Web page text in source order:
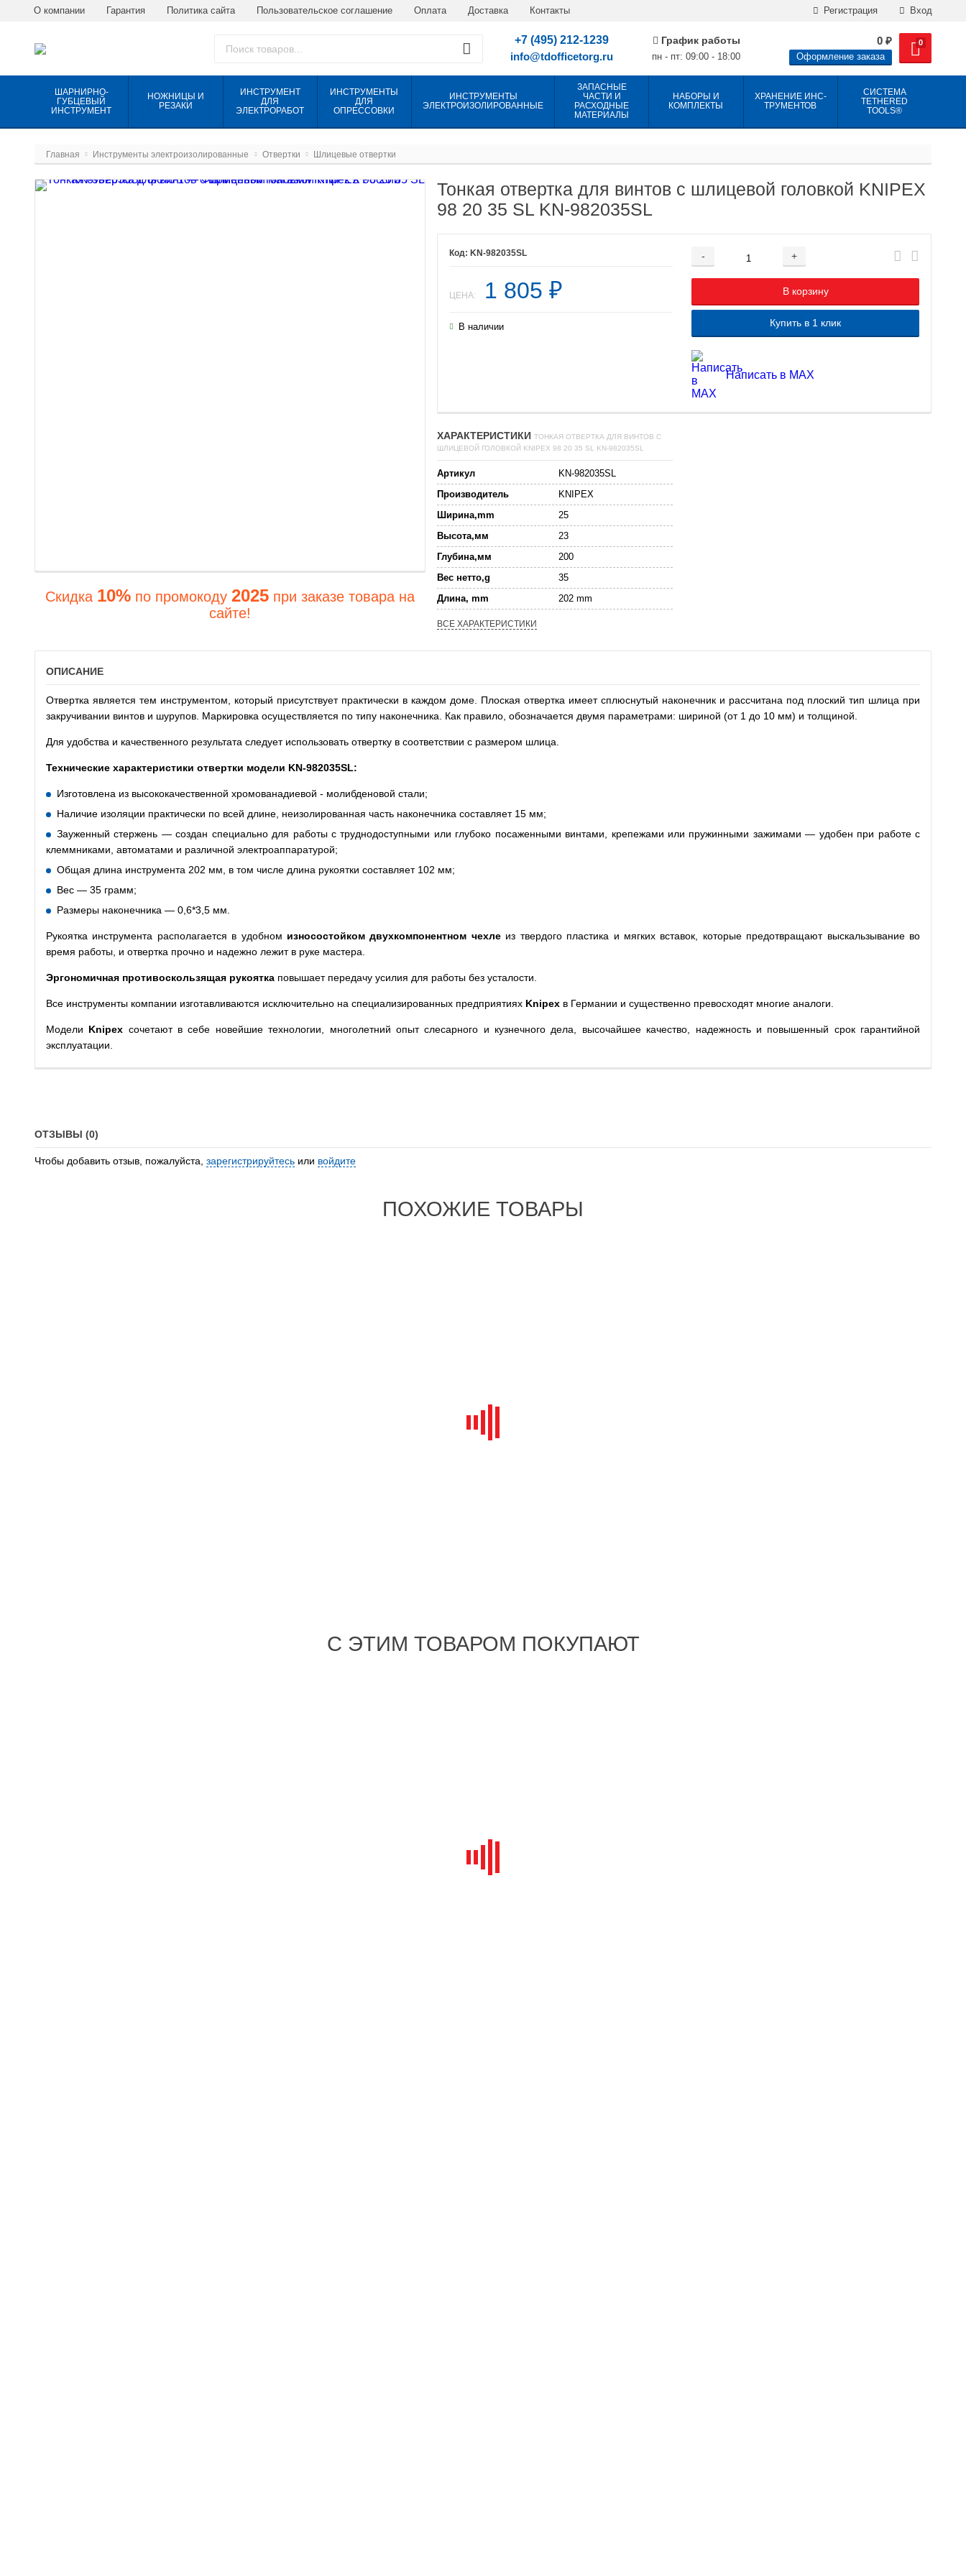
О компании Гарантия Политика сайта Пользовательское соглашение Оплата Доставка Контакты Регистрация Вход
+7 (495) 212-1239
info@tdofficetorg.ru
График работы
пн - пт: 09:00 - 18:00
0
0 ₽
Оформление заказа
ШАРНИРНО-
ГУБЦЕВЫЙ
ИНСТРУМЕНТ
НОЖНИЦЫ И
РЕЗАКИ
ИНСТРУМЕНТ
ДЛЯ
ЭЛЕКТРОРАБОТ
ИНСТРУМЕНТЫ
ДЛЯ
ОПРЕССОВКИ
ИНСТРУМЕНТЫ
ЭЛЕКТРОИЗОЛИРОВАННЫЕ
ЗАПАСНЫЕ
ЧАСТИ И
РАСХОДНЫЕ
МАТЕРИАЛЫ
НАБОРЫ И
КОМПЛЕКТЫ
ХРАНЕНИЕ ИНС­
ТРУ­МЕН­ТОВ
СИСТЕМА
TETHERED
TOOLS®
Главная Инструменты электроизолированные Отвертки Шлицевые отвертки
Скидка 10% по промокоду 2025 при заказе товара на
сайте!
Тонкая отвертка для винтов с шлицевой головкой KNIPEX
98 20 35 SL KN-982035SL
- +
Добавляется...
В корзину
Добавлен
Купить в 1 клик
Написать в MAX
KN-982035SL
ЦЕНА: 1 805 ₽
В наличии
ХАРАКТЕРИСТИКИ ТОНКАЯ ОТВЕРТКА ДЛЯ ВИНТОВ С
ШЛИЦЕВОЙ ГОЛОВКОЙ KNIPEX 98 20 35 SL KN-982035SL
Артикул
KN-982035SL
Производитель
KNIPEX
Ширина,mm
25
Высота,мм
23
Глубина,мм
200
Вес нетто,g
35
Длина, mm
202 mm
ВСЕ ХАРАКТЕРИСТИКИ
ОПИСАНИЕ
Отвертка является тем инструментом, который присутствует практически в каждом доме. Плоская отвертка имеет сплюснутый наконечник и рассчитана под плоский тип шлица при
закручивании винтов и шурупов. Маркировка осуществляется по типу наконечника. Как правило, обозначается двумя параметрами: шириной (от 1 до 10 мм) и толщиной.
Для удобства и качественного результата следует использовать отвертку в соответствии с размером шлица.
Технические характеристики отвертки модели KN-982035SL:
Изготовлена из высококачественной хромованадиевой - молибденовой стали;
Наличие изоляции практически по всей длине, неизолированная часть наконечника составляет 15 мм;
Зауженный стержень — создан специально для работы с труднодоступными или глубоко посаженными винтами, крепежами или пружинными зажимами — удобен при работе с
клеммниками, автоматами и различной электроаппаратурой;
Общая длина инструмента 202 мм, в том числе длина рукоятки составляет 102 мм;
Вес — 35 грамм;
Размеры наконечника — 0,6*3,5 мм.
Рукоятка инструмента располагается в удобном износостойком двухкомпонентном чехлеиз твердого пластика и мягких вставок, которые предотвращают выскальзывание во
время работы, и отвертка прочно и надежно лежит в руке мастера.
Эргономичная противоскользящая рукоятка повышает передачу усилия для работы без усталости.
Все инструменты компании изготавливаются исключительно на специализированных предприятиях Knipex в Германии и существенно превосходят многие аналоги.
Модели Knipex сочетают в себе новейшие технологии, многолетний опыт слесарного и кузнечного дела, высочайшее качество, надежность и повышенный срок гарантийной
эксплуатации.
ОТЗЫВЫ (0)
Чтобы добавить отзыв, пожалуйста, зарегистрируйтесь или войдите
ПОХОЖИЕ ТОВАРЫ
С ЭТИМ ТОВАРОМ ПОКУПАЮТ